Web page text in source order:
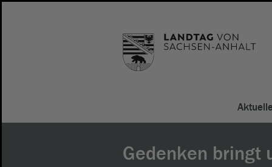
Gedenken bringt